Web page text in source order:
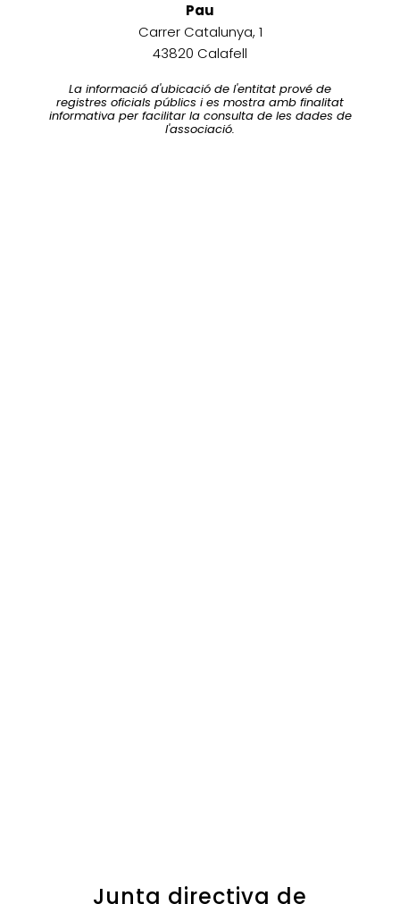
Pau
Carrer Catalunya, 1
43820 Calafell
La informació d'ubicació de l'entitat prové de
registres oficials públics i es mostra amb finalitat
informativa per facilitar la consulta de les dades de
l'associació.
Junta directiva de